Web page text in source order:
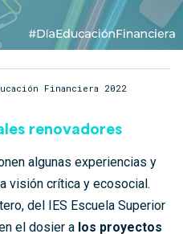
Financiera 2022
renovadores
algunas experiencias y
visión crítica y ecosocial.
del IES Escuela Superior
el dosier a los proyectos